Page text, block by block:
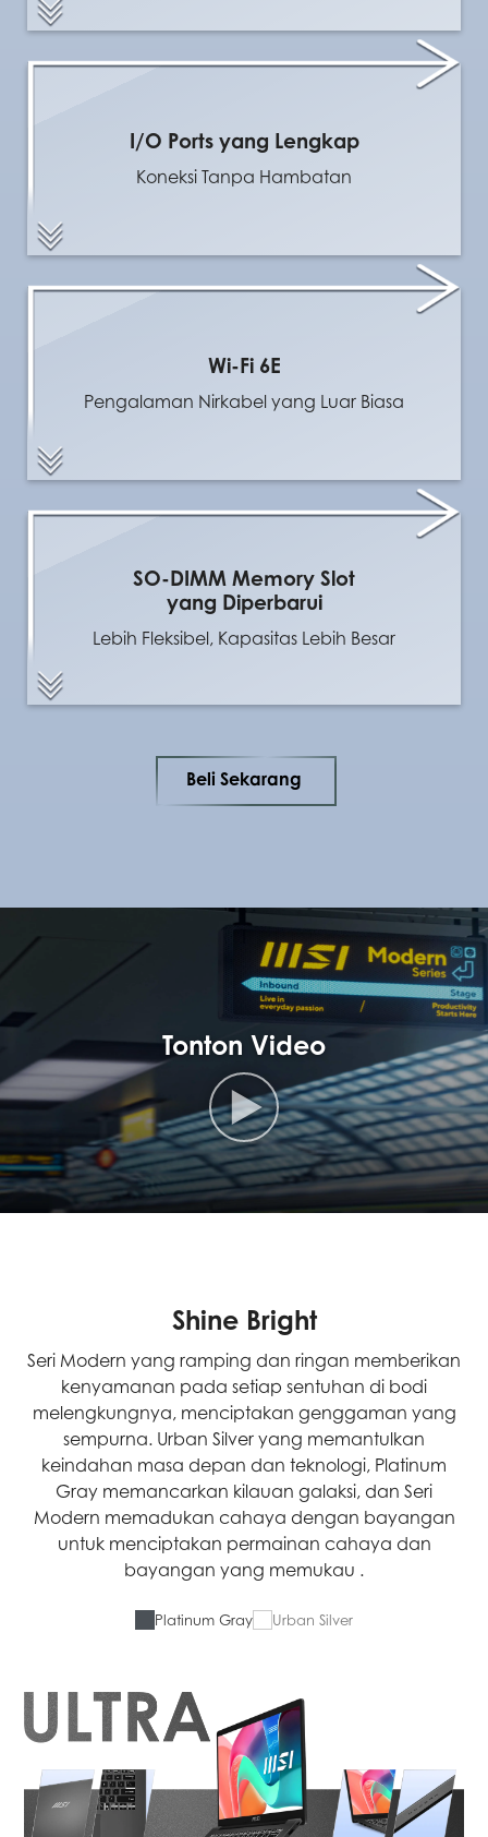
I/O Ports yang Lengkap
Koneksi Tanpa Hambatan
Wi-Fi 6E
Pengalaman Nirkabel yang Luar Biasa
SO-DIMM Memory Slot
yang Diperbarui
Lebih Fleksibel, Kapasitas Lebih Besar
Beli Sekarang
Tonton Video
Shine Bright
Seri Modern yang ramping dan ringan memberikan
kenyamanan pada setiap sentuhan di bodi
melengkungnya, menciptakan genggaman yang
sempurna. Urban Silver yang memantulkan
keindahan masa depan dan teknologi, Platinum
Gray memancarkan kilauan galaksi, dan Seri
Modern memadukan cahaya dengan bayangan
untuk menciptakan permainan cahaya dan
bayangan yang memukau .
Platinum Gray Urban Silver